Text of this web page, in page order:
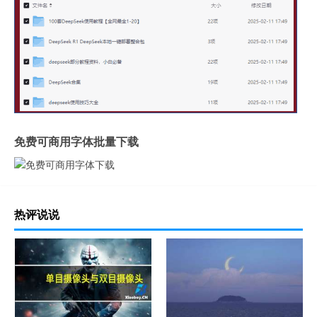
免费可商用字体批量下载
热评说说